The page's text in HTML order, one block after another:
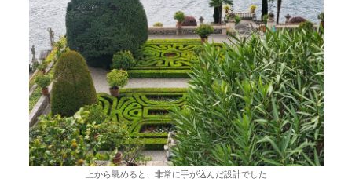
上から眺めると、非常に手が込んだ設計でした